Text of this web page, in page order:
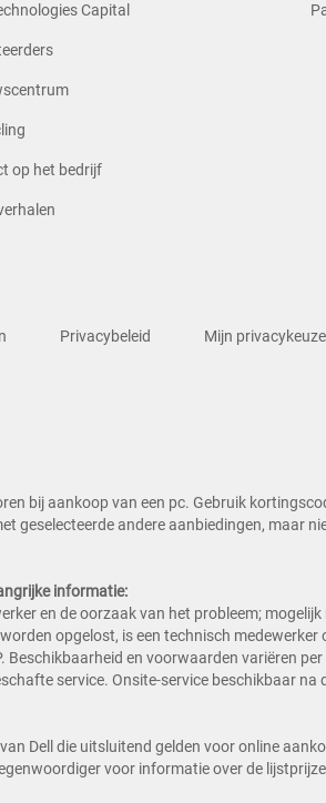
Capital
op het bedrijf
Privacybeleid Mijn
bij aankoop van een pc. Gebruik
geselecteerde andere aanbiedingen, maar
informatie:
en de oorzaak van het probleem;
opgelost, is een technisch
en voorwaarden variëren
service. Onsite-service beschikbaar
Dell die uitsluitend gelden voor online
voor informatie over de